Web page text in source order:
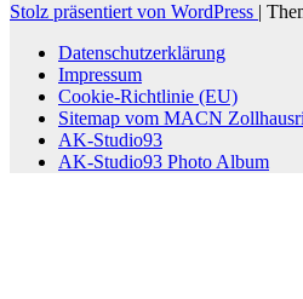
Stolz präsentiert von WordPress |
Datenschutzerklärung
Impressum
Cookie-Richtlinie (EU)
Sitemap vom MACN
AK-Studio93
AK-Studio93 Photo Album